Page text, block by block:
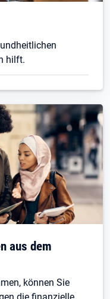
hilft.
aus dem
können Sie